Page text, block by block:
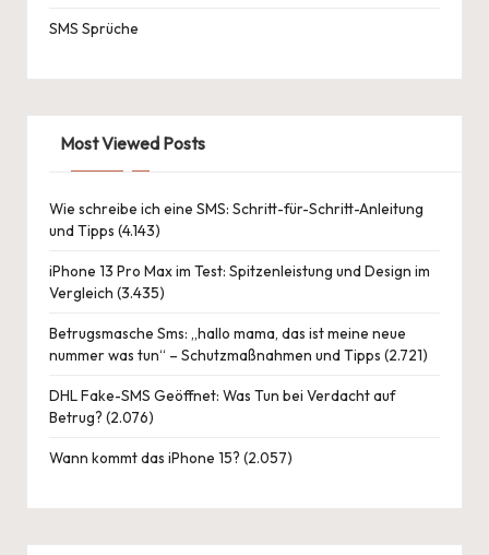
SMS Sprüche
Most Viewed Posts
Wie schreibe ich eine SMS: Schritt-für-Schritt-Anleitung
und Tipps (4.143)
iPhone 13 Pro Max im Test: Spitzenleistung und Design im
Vergleich (3.435)
Betrugsmasche Sms: „hallo mama, das ist meine neue
nummer was tun“ – Schutzmaßnahmen und Tipps (2.721)
DHL Fake-SMS Geöffnet: Was Tun bei Verdacht auf
Betrug? (2.076)
Wann kommt das iPhone 15? (2.057)